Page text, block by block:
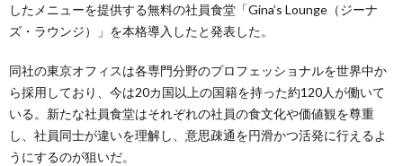
したメニューを提供する無料の社員食堂「Gina’s Lounge（ジーナ
ズ・ラウンジ）」を本格導入したと発表した。
同社の東京オフィスは各専門分野のプロフェッショナルを世界中か
ら採用しており、今は20カ国以上の国籍を持った約120人が働いて
いる。新たな社員食堂はそれぞれの社員の食文化や価値観を尊重
し、社員同士が違いを理解し、意思疎通を円滑かつ活発に行えるよ
うにするのが狙いだ。